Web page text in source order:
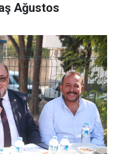
Ağustos